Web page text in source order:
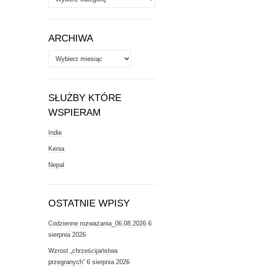
/
Tematy
ARCHIWA
Archiwa
SŁUŻBY KTÓRE
WSPIERAM
Indie
Kenia
Nepal
OSTATNIE WPISY
Codzienne rozważania_06.08.2026 6
sierpnia 2026
Wzrost „chrześcijaństwa
przegranych” 6 sierpnia 2026